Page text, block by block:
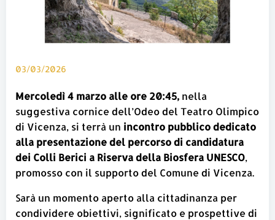
03/03/2026
Mercoledì 4 marzo alle ore 20:45, nella
suggestiva cornice dell’Odeo del Teatro Olimpico
di Vicenza, si terrà un incontro pubblico dedicato
alla presentazione del percorso di candidatura
dei Colli Berici a Riserva della Biosfera UNESCO,
promosso con il supporto del Comune di Vicenza.
Sarà un momento aperto alla cittadinanza per
condividere obiettivi, significato e prospettive di